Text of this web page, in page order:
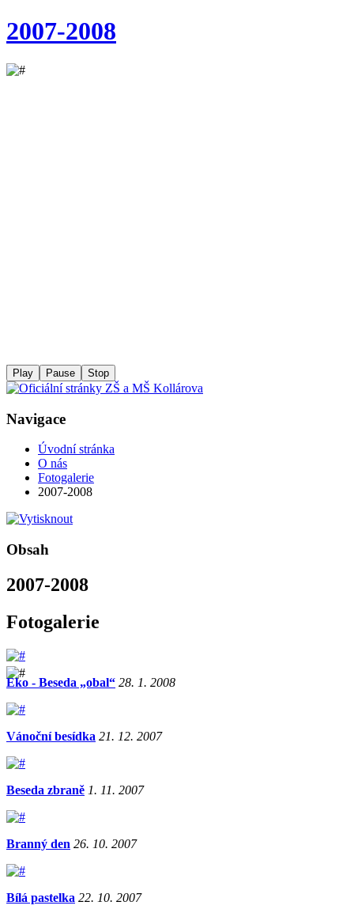
2007-2008
Play Pause Stop
Navigace
Úvodní stránka
O nás
Fotogalerie
2007-2008
Obsah
2007-2008
Fotogalerie
Eko - Beseda „obal“ 28. 1. 2008
Vánoční besídka 21. 12. 2007
Beseda zbraně 1. 11. 2007
Branný den 26. 10. 2007
Bílá pastelka 22. 10. 2007